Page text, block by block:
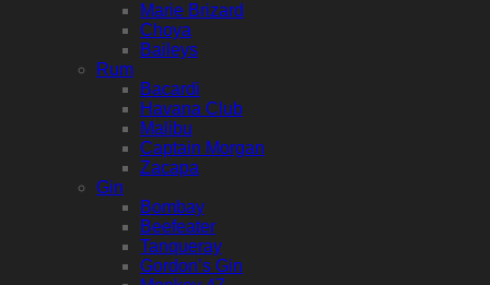
Marie Brizard
Choya
Baileys
Rum
Bacardi
Havana Club
Malibu
Captain Morgan
Zacapa
Gin
Bombay
Beefeater
Tanqueray
Gordon’s Gin